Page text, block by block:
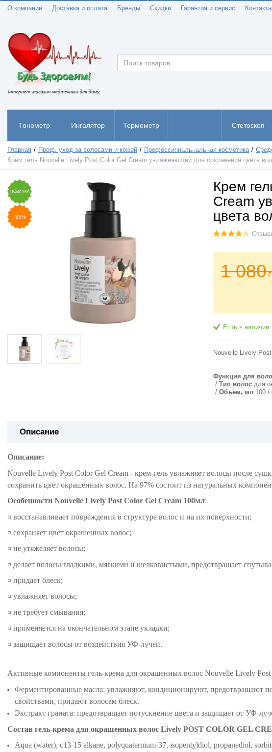
О компании Доставка и оплата Бренды Скидки Гарантия и сервис Контакты
Тонометр Ингалятор Термометр
Пульсоксиметр
Стетоскоп
Главная Проф. уход за волосами и кожей Профессиональнальная косметика
Крем гель Nouvelle Lively Post Color Gel Cream увлажняющий для сохранения цвета
НОВИНКА
-33%
Крем
Cream
цвета
1 080
Есть в наличии
Nouvelle Lively
Функция для
Тип волос для
Объем, мл 100
Описание
Описание:
Nouvelle Lively Post Color Gel Cream - крем-гель увлажняет волосы после
сохранить цвет окрашенных волос. На 97% состоит из натуральных
Особенности Nouvelle Lively Post Color Gel Cream 100мл:
¤ восстанавливает повреждения в структуре волос и на их поверхности;
¤ сохраняет цвет окрашенных волос;
¤ не утяжеляет волосы;
¤ делает волосы гладкими, мягкими и шелковистыми, предотвращает
¤ придает блеск;
¤ увлажняет волосы;
¤ не требует смывания;
¤ применяется на окончательном этапе укладки;
¤ защищает волосы от воздействия УФ-лучей.
Активные компоненты гель-крема для окрашенных волос Nouvelle Lively
Ферментированные масла: увлажняют, кондиционируют, предотвращают
свойствами, придают волосам блеск.
Экстракт граната: предотвращает потускнение цвета и защищает от УФ-
Состав гель-крема для окрашенных волос Lively POST COLOR GEL
Aqua (water), c13-15 alkane, polyquaternium-37, isopentyldiol, propanediol,